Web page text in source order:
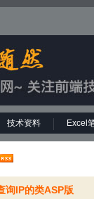
技术资料 Excel
询IP的类ASP版